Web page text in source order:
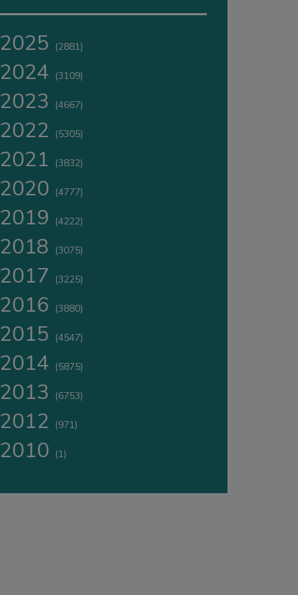
2025 (2881)
2024 (3109)
2023 (4667)
2022 (5305)
2021 (3832)
2020 (4777)
2019 (4222)
2018 (3075)
2017 (3225)
2016 (3880)
2015 (4547)
2014 (5875)
2013 (6753)
2012 (971)
2010 (1)